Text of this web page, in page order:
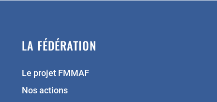
LA FÉDÉRATION
Le projet FMMAF
Nos actions